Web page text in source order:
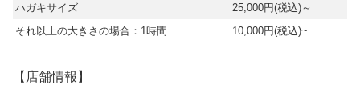
ハガキサイズ
25,000円(税込)～
それ以上の大きさの場合：1時間
10,000円(税込)~
【店舗情報】